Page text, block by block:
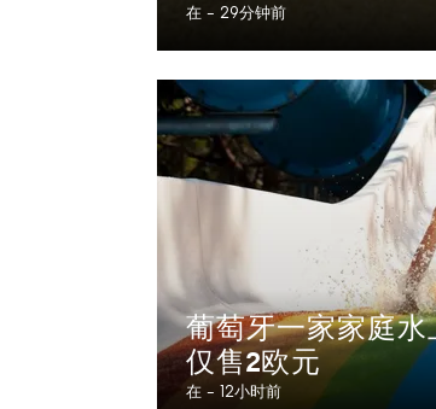
在 - 29分钟前
葡萄牙一家家庭
仅售2欧元
在 - 12小时前